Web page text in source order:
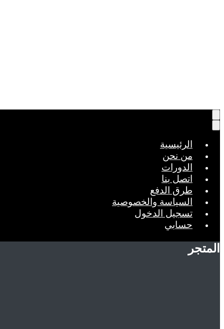
الرئيسية
من نحن
الدورات
اتصل بنا
طرق الدفع
السياسة والخصوصية
تسجيل الدخول
حسابي
المتجر